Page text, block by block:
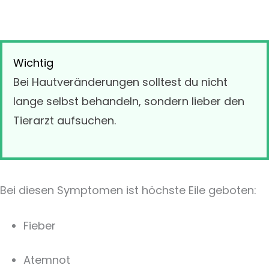
Wichtig
Bei Hautveränderungen solltest du nicht
lange selbst behandeln, sondern lieber den
Tierarzt aufsuchen.
Bei diesen Symptomen ist höchste Eile geboten:
Fieber
Atemnot